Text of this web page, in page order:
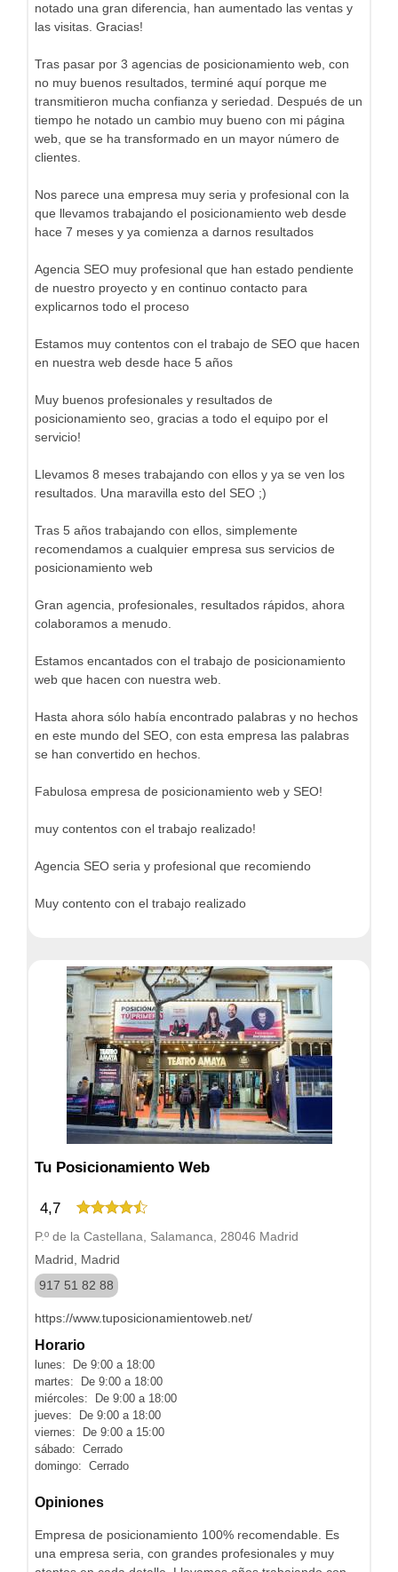
notado una gran diferencia, han aumentado las ventas y
las visitas. Gracias!
Tras pasar por 3 agencias de posicionamiento web, con
no muy buenos resultados, terminé aquí porque me
transmitieron mucha confianza y seriedad. Después de un
tiempo he notado un cambio muy bueno con mi página
web, que se ha transformado en un mayor número de
clientes.
Nos parece una empresa muy seria y profesional con la
que llevamos trabajando el posicionamiento web desde
hace 7 meses y ya comienza a darnos resultados
Agencia SEO muy profesional que han estado pendiente
de nuestro proyecto y en continuo contacto para
explicarnos todo el proceso
Estamos muy contentos con el trabajo de SEO que hacen
en nuestra web desde hace 5 años
Muy buenos profesionales y resultados de
posicionamiento seo, gracias a todo el equipo por el
servicio!
Llevamos 8 meses trabajando con ellos y ya se ven los
resultados. Una maravilla esto del SEO ;)
Tras 5 años trabajando con ellos, simplemente
recomendamos a cualquier empresa sus servicios de
posicionamiento web
Gran agencia, profesionales, resultados rápidos, ahora
colaboramos a menudo.
Estamos encantados con el trabajo de posicionamiento
web que hacen con nuestra web.
Hasta ahora sólo había encontrado palabras y no hechos
en este mundo del SEO, con esta empresa las palabras
se han convertido en hechos.
Fabulosa empresa de posicionamiento web y SEO!
muy contentos con el trabajo realizado!
Agencia SEO seria y profesional que recomiendo
Muy contento con el trabajo realizado
Tu Posicionamiento Web
4,7
P.º de la Castellana, Salamanca, 28046 Madrid
Madrid, Madrid
917 51 82 88
https://www.tuposicionamientoweb.net/
Horario
lunes: De 9:00 a 18:00
martes: De 9:00 a 18:00
miércoles: De 9:00 a 18:00
jueves: De 9:00 a 18:00
viernes: De 9:00 a 15:00
sábado: Cerrado
domingo: Cerrado
Opiniones
Empresa de posicionamiento 100% recomendable. Es
una empresa seria, con grandes profesionales y muy